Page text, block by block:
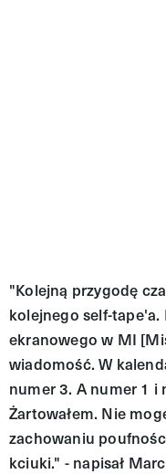
"Kolejną przygodę
kolejnego self-
ekranowego w MI
wiadomość. W
numer 3. A numer 1 i
Żartowałem. Nie
zachowaniu
kciuki." - napisał